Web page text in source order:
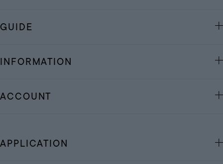
GUIDE
INFORMATION
ACCOUNT
APPLICATION